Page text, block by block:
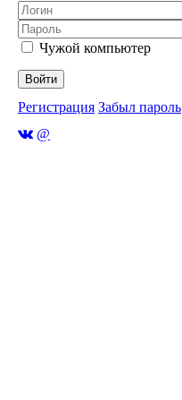
Чужой компьютер
Войти
Регистрация Забыл пароль
@